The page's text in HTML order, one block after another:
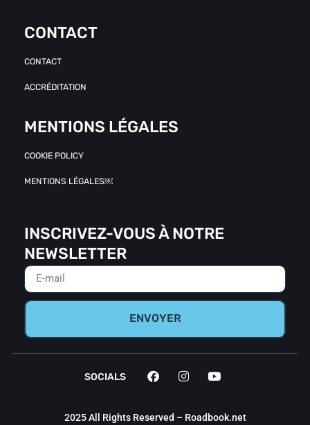
CONTACT
CONTACT
ACCRÉDITATION
MENTIONS LÉGALES
COOKIE POLICY
MENTIONS LÉGALES￼
INSCRIVEZ-VOUS À NOTRE
NEWSLETTER
ENVOYER
2025 All Rights Reserved – Roadbook.net
SOCIALS